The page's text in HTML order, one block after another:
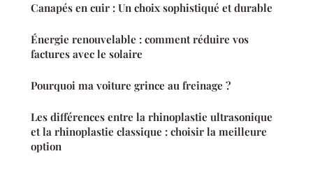
Canapés en cuir : Un choix sophistiqué et durable
Énergie renouvelable : comment réduire vos
factures avec le solaire
Pourquoi ma voiture grince au freinage ?
Les différences entre la rhinoplastie ultrasonique
et la rhinoplastie classique : choisir la meilleure
option